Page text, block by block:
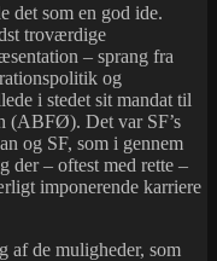
det som en god ide.
troværdige
– sprang fra
og
i stedet sit mandat til
(ABFØ). Det var SF’s
og SF, som i gennem
der – oftest med rette –
imponerende karriere
af de muligheder, som